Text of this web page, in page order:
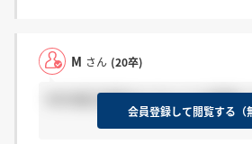
M さん (20卒)
WEB適正検査はどのような問題に
会員登録して閲覧する（